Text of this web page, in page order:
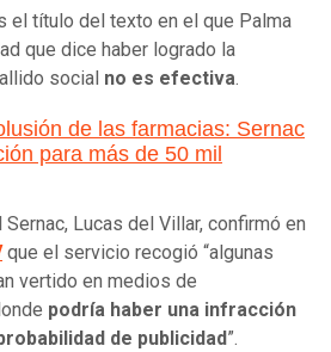
el título del texto en el que Palma
que dice haber logrado la
social no es efectiva.
de las farmacias: Sernac
para más de 50 mil
Lucas del Villar, confirmó en
que el servicio recogió “algunas
vertido en medios de
podría haber una infracción
de publicidad”.